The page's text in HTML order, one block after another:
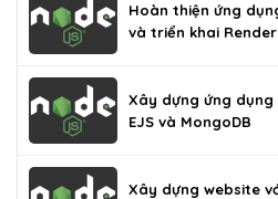
Hoàn thiện ứng
và triển khai Render
Xây dựng ứng dụng
EJS và MongoDB
Xây dựng website